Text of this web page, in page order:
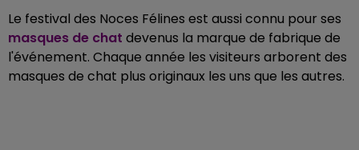
Le festival des Noces Félines est aussi connu pour ses
masques de chat devenus la marque de fabrique de
l'événement. Chaque année les visiteurs arborent des
masques de chat plus originaux les uns que les autres.